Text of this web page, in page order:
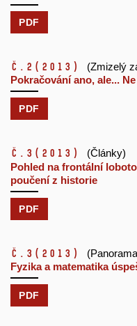
PDF
č.2 (2013)
(Zmizelý
Pokračování ano, ale...
PDF
č.3 (2013)
(Články)
Pohled na frontální
poučení z historie
PDF
č.3 (2013)
Fyzika a matematika
PDF